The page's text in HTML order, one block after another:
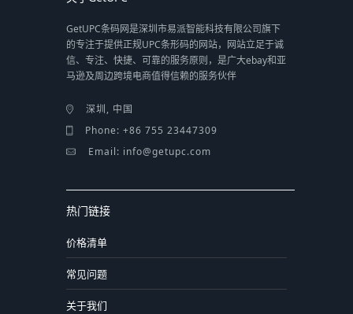
GetUPC条码网是深圳市易派智能科技有限公司旗下
的专注于提供正规UPC条形码的网站，网站立足于诚
信、专注、快捷、可靠的服务原则，是广大ebay和亚
马逊及周边跨境电商值得信赖的服务伙伴
深圳, 中国
Phone: +86 755 23447309
Email: info@getupc.com
热门链接
价格清单
常见问题
关于我们